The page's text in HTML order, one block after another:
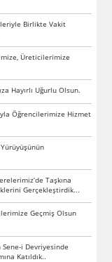
Birlikte Vakit
Üreticilerimize
Hayırlı Uğurlu Olsun.
Öğrencilerimize Hizmet
Taşkına
Gerçekleştirdik...
Geçmiş Olsun
i Devriyesinde
Katıldık..